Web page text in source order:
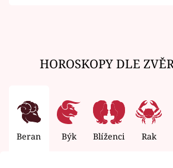
HOROSKOPY DLE
Beran Býk Blíženci Rak